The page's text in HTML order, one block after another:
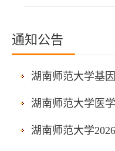
管理模
要求展
的责任
育，在查
党工委
医学部
始，特
联系”主
通知公告